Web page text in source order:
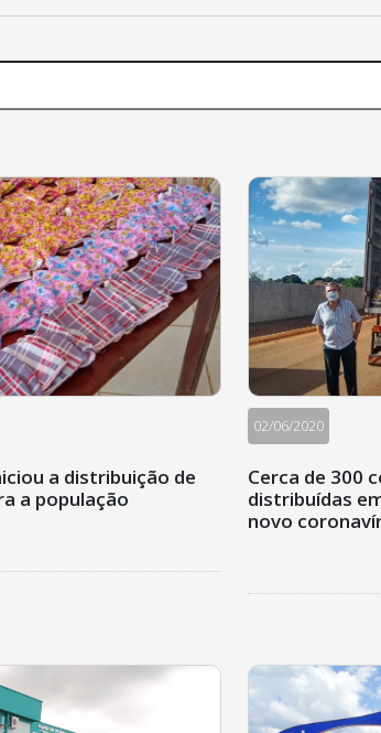
a distribuição de
a população
02/06/2020
Cerca de 300
distribuídas
novo